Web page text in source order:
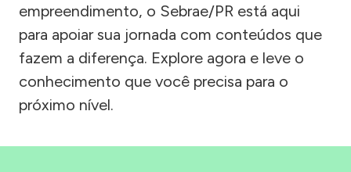
empreendimento, o Sebrae/PR está aqui
para apoiar sua jornada com conteúdos que
fazem a diferença. Explore agora e leve o
conhecimento que você precisa para o
próximo nível.